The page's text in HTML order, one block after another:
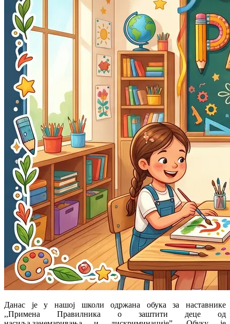
Данас је у нашој школи одржана обука за наставнике
,,Примена Правилника о заштити деце од